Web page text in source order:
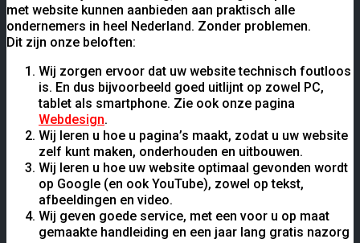
met website kunnen aanbieden aan praktisch alle
ondernemers in heel Nederland. Zonder problemen.
Dit zijn onze beloften:
Wij zorgen ervoor dat uw website technisch foutloos
is. En dus bijvoorbeeld goed uitlijnt op zowel PC,
tablet als smartphone. Zie ook onze pagina
Webdesign.
Wij leren u hoe u pagina’s maakt, zodat u uw website
zelf kunt maken, onderhouden en uitbouwen.
Wij leren u hoe uw website optimaal gevonden wordt
op Google (en ook YouTube), zowel op tekst,
afbeeldingen en video.
Wij geven goede service, met een voor u op maat
gemaakte handleiding en een jaar lang gratis nazorg